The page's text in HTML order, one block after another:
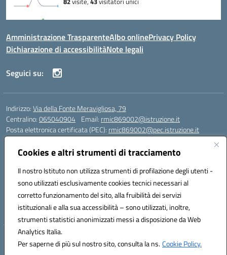
Cookies e altri strumenti di tracciamento
Il nostro Istituto non utilizza strumenti di profilazione degli utenti -
sono utilizzati esclusivamente cookies tecnici necessari al
corretto funzionamento del sito, alla fruibilità dei servizi
istituzionali e alla sua accessibilità – sono utilizzati, inoltre,
strumenti statistici anonimizzati messi a disposizione da Web
Analytics Italia.
Per saperne di più sul nostro sito, consulta la ns.Cookie Policy.
Amministrazione TrasparenteAlbo onlinePrivacy Policy
Dichiarazione di accessibilitàNote legali
Seguici su:
Indirizzo:Via della Fonte Meravigliosa, 79
Centralino:065040904 Email: rmic869002@istruzione.it
Posta elettronica certificata (PEC): rmic869002@pec.istruzione.it
Codice fiscale: 97197090588
Codice meccanografico: RMIC869002
Codice Indice delle Pubbliche Amministrazioni (IPA): istsc_rmic869002
Codice unico di fatturazione (CUF): UFRHFP
Iban dell’Istituto comprensivo presso Banca Intesa San Paolo:
IT04 V030 6905 0201 0000 0046 393
Hosting & Powered by 3D Solution S.r.l.
Concept & Design by Designers Italia